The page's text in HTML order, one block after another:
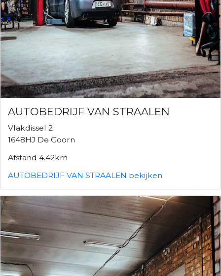
AUTOBEDRIJF VAN STRAALEN
Vlakdissel 2
1648HJ De Goorn
Afstand 4.42km
AUTOBEDRIJF VAN STRAALEN bekijken